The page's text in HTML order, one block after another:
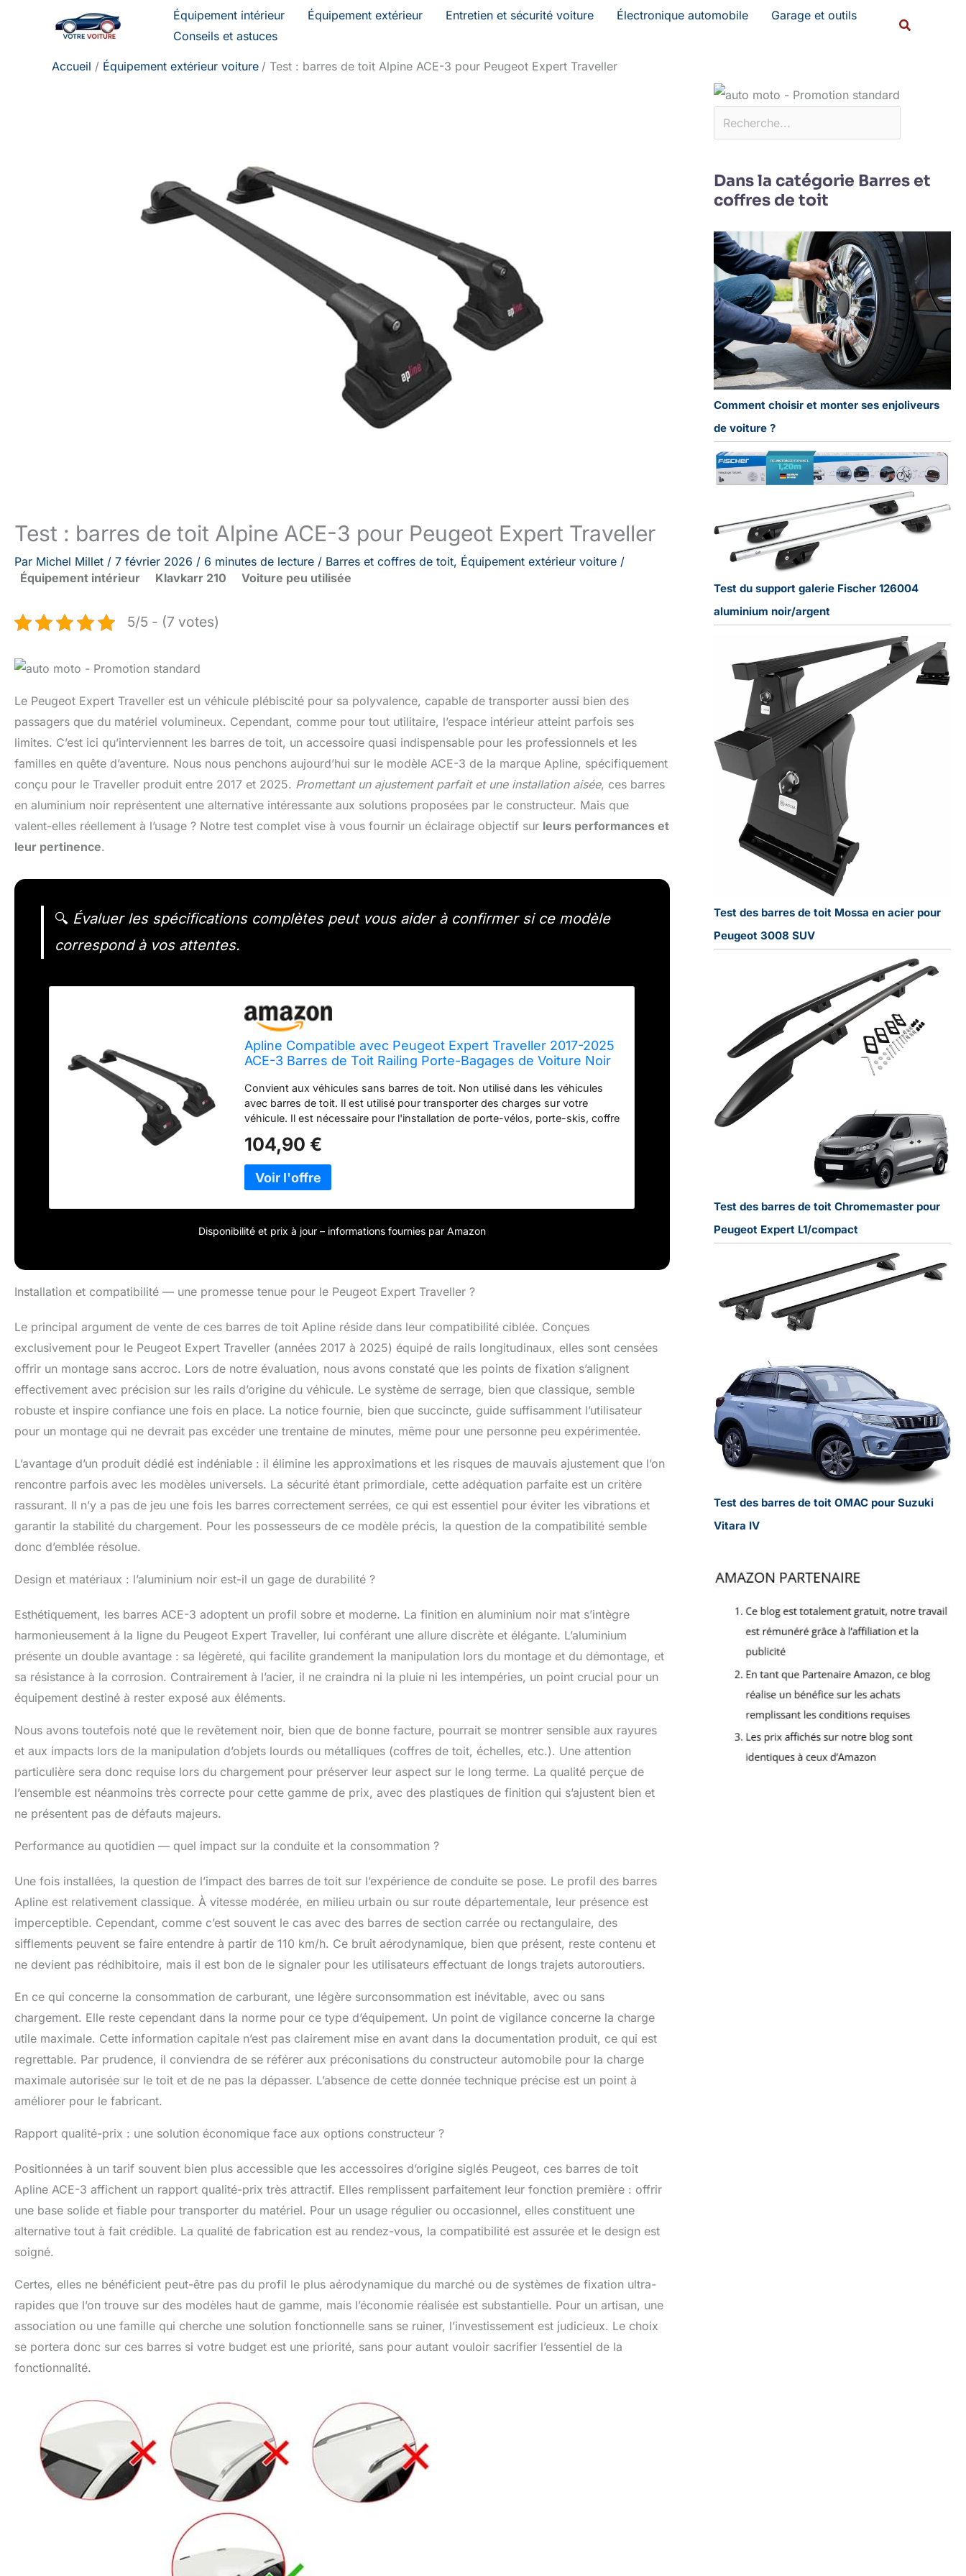
Équipement intérieur Équipement extérieur Entretien et sécurité voiture Électronique automobile
Garage et outils
Conseils et astuces
Accueil Équipement extérieur voiture Test : barres de toit Alpine ACE-3 pour Peugeot Expert Traveller
Test : barres de toit Alpine ACE-3 pour Peugeot Expert Traveller
Par Michel Millet / 7 février 2026 / 6 minutes de lecture / Barres et coffres de toit, Équipement extérieur voiture /
Équipement intérieur
Klavkarr 210 Voiture peu utilisée
5/5 - (7 votes)
Le Peugeot Expert Traveller est un véhicule plébiscité pour sa polyvalence, capable de transporter aussi bien des
passagers que du matériel volumineux. Cependant, comme pour tout utilitaire, l’espace intérieur atteint parfois ses
limites. C’est ici qu’interviennent les barres de toit, un accessoire quasi indispensable pour les professionnels et les
familles en quête d’aventure. Nous nous penchons aujourd’hui sur le modèle ACE-3 de la marque Apline, spécifiquement
conçu pour le Traveller produit entre 2017 et 2025. Promettant un ajustement parfait et une installation aisée, ces barres
en aluminium noir représentent une alternative intéressante aux solutions proposées par le constructeur. Mais que
valent-elles réellement à l’usage ? Notre test complet vise à vous fournir un éclairage objectif sur leurs performances et
leur pertinence.
🔍 Évaluer les spécifications complètes peut vous aider à confirmer si ce modèle
correspond à vos attentes.
Apline Compatible avec Peugeot Expert Traveller 2017-2025
ACE-3 Barres de Toit Railing Porte-Bagages de Voiture Noir
Convient aux véhicules sans barres de toit. Non utilisé dans les véhicules
avec barres de toit. Il est utilisé pour transporter des charges sur votre
véhicule. Il est nécessaire pour l'installation de porte-vélos, porte-skis, coffre
de 75 kg. (Après l'installation de tentes, etc. lorsque le véhicule est stationné,
une charge maximale de 150 kg pour le produit composé de 2 barres en
aluminium et de 225 kg pour le produit composé de 3 barres est
recommandée. Le produit est doté d'un mécanisme de verrouillage
supplémentaire après l'assemblage. Il s'agit d'un moyen de dissuasion
démontage du produit. Pour confirmer la compatibilité du produit avec
aluminium dans les images de la liste. Il n'est pas possible de garantir une
société.
104,90 €
Disponibilité et prix à jour – informations fournies par Amazon
Installation et compatibilité — une promesse tenue pour le Peugeot Expert Traveller ?
Le principal argument de vente de ces barres de toit Apline réside dans leur compatibilité ciblée. Conçues
exclusivement pour le Peugeot Expert Traveller (années 2017 à 2025) équipé de rails longitudinaux, elles sont censées
offrir un montage sans accroc. Lors de notre évaluation, nous avons constaté que les points de fixation s’alignent
effectivement avec précision sur les rails d’origine du véhicule. Le système de serrage, bien que classique, semble
robuste et inspire confiance une fois en place. La notice fournie, bien que succincte, guide suffisamment l’utilisateur
pour un montage qui ne devrait pas excéder une trentaine de minutes, même pour une personne peu expérimentée.
L’avantage d’un produit dédié est indéniable : il élimine les approximations et les risques de mauvais ajustement que l’on
rencontre parfois avec les modèles universels. La sécurité étant primordiale, cette adéquation parfaite est un critère
rassurant. Il n’y a pas de jeu une fois les barres correctement serrées, ce qui est essentiel pour éviter les vibrations et
garantir la stabilité du chargement. Pour les possesseurs de ce modèle précis, la question de la compatibilité semble
donc d’emblée résolue.
Design et matériaux : l’aluminium noir est-il un gage de durabilité ?
Esthétiquement, les barres ACE-3 adoptent un profil sobre et moderne. La finition en aluminium noir mat s’intègre
harmonieusement à la ligne du Peugeot Expert Traveller, lui conférant une allure discrète et élégante. L’aluminium
présente un double avantage : sa légèreté, qui facilite grandement la manipulation lors du montage et du démontage, et
sa résistance à la corrosion. Contrairement à l’acier, il ne craindra ni la pluie ni les intempéries, un point crucial pour un
équipement destiné à rester exposé aux éléments.
Nous avons toutefois noté que le revêtement noir, bien que de bonne facture, pourrait se montrer sensible aux rayures
et aux impacts lors de la manipulation d’objets lourds ou métalliques (coffres de toit, échelles, etc.). Une attention
particulière sera donc requise lors du chargement pour préserver leur aspect sur le long terme. La qualité perçue de
l’ensemble est néanmoins très correcte pour cette gamme de prix, avec des plastiques de finition qui s’ajustent bien et
ne présentent pas de défauts majeurs.
Performance au quotidien — quel impact sur la conduite et la consommation ?
Une fois installées, la question de l’impact des barres de toit sur l’expérience de conduite se pose. Le profil des barres
Apline est relativement classique. À vitesse modérée, en milieu urbain ou sur route départementale, leur présence est
imperceptible. Cependant, comme c’est souvent le cas avec des barres de section carrée ou rectangulaire, des
sifflements peuvent se faire entendre à partir de 110 km/h. Ce bruit aérodynamique, bien que présent, reste contenu et
ne devient pas rédhibitoire, mais il est bon de le signaler pour les utilisateurs effectuant de longs trajets autoroutiers.
En ce qui concerne la consommation de carburant, une légère surconsommation est inévitable, avec ou sans
chargement. Elle reste cependant dans la norme pour ce type d’équipement. Un point de vigilance concerne la charge
utile maximale. Cette information capitale n’est pas clairement mise en avant dans la documentation produit, ce qui est
regrettable. Par prudence, il conviendra de se référer aux préconisations du constructeur automobile pour la charge
maximale autorisée sur le toit et de ne pas la dépasser. L’absence de cette donnée technique précise est un point à
améliorer pour le fabricant.
Rapport qualité-prix : une solution économique face aux options constructeur ?
Positionnées à un tarif souvent bien plus accessible que les accessoires d’origine siglés Peugeot, ces barres de toit
Apline ACE-3 affichent un rapport qualité-prix très attractif. Elles remplissent parfaitement leur fonction première : offrir
une base solide et fiable pour transporter du matériel. Pour un usage régulier ou occasionnel, elles constituent une
alternative tout à fait crédible. La qualité de fabrication est au rendez-vous, la compatibilité est assurée et le design est
soigné.
Certes, elles ne bénéficient peut-être pas du profil le plus aérodynamique du marché ou de systèmes de fixation ultra-
rapides que l’on trouve sur des modèles haut de gamme, mais l’économie réalisée est substantielle. Pour un artisan, une
association ou une famille qui cherche une solution fonctionnelle sans se ruiner, l’investissement est judicieux. Le choix
se portera donc sur ces barres si votre budget est une priorité, sans pour autant vouloir sacrifier l’essentiel de la
fonctionnalité.
Rechercher
Dans la catégorie Barres et
coffres de toit
Comment choisir et monter ses enjoliveurs
de voiture ?
Test du support galerie Fischer 126004
aluminium noir/argent
Test des barres de toit Mossa en acier pour
Peugeot 3008 SUV
Test des barres de toit Chromemaster pour
Peugeot Expert L1/compact
Test des barres de toit OMAC pour Suzuki
Vitara IV